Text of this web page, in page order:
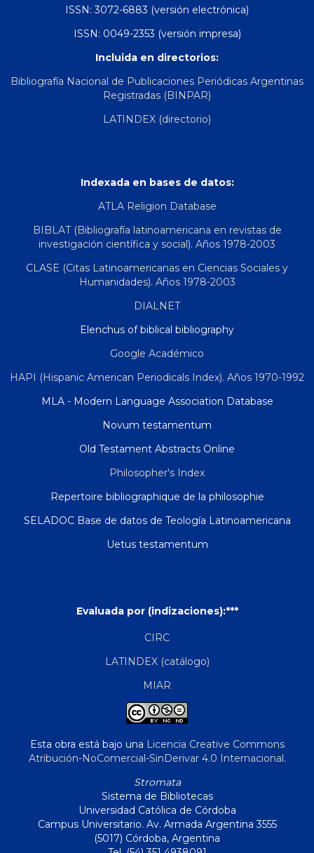
ISSN: 3072-6883 (versión electrónica)
ISSN: 0049-2353 (versión impresa)
Incluida en directorios:
Bibliografía Nacional de Publicaciones Periódicas Argentinas
Registradas (BINPAR)
LATINDEX (directorio)
Indexada en bases de datos:
ATLA Religion Database
BIBLAT (Bibliografía latinoamericana en revistas de
investigación científica y social). Años 1978-2003
CLASE (Citas Latinoamericanas en Ciencias Sociales y
Humanidades). Años 1978-2003
DIALNET
Elenchus of biblical bibliography
Google Académico
HAPI (Hispanic American Periodicals Index). Años 1970-1992
MLA - Modern Language Association Database
Novum testamentum
Old Testament Abstracts Online
Philosopher's Index
Repertoire bibliographique de la philosophie
SELADOC Base de datos de Teología Latinoamericana
Uetus testamentum
Evaluada por (indizaciones):***
CIRC
LATINDEX (catálogo)
MIAR
Esta obra está bajo una Licencia Creative Commons
Atribución-NoComercial-SinDerivar 4.0 Internacional.
Stromata
Sistema de Bibliotecas
Universidad Católica de Córdoba
Campus Universitario. Av. Armada Argentina 3555
(5017) Córdoba, Argentina